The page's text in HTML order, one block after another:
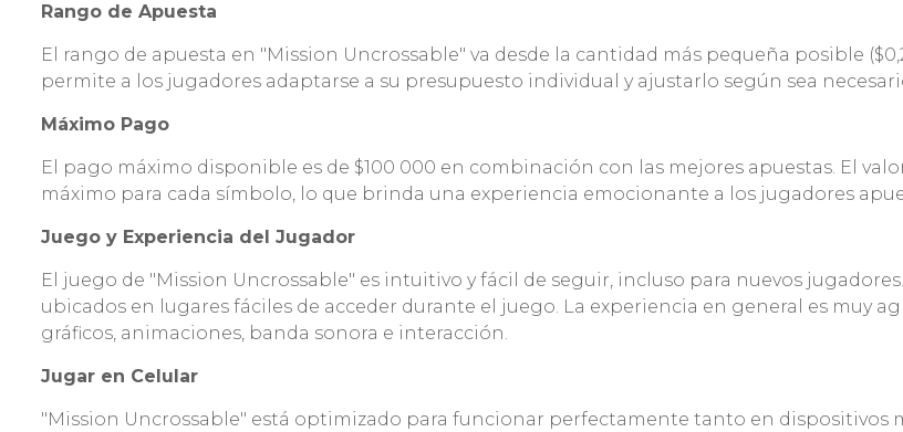
Rango de Apuesta
El rango de apuesta en "Mission Uncrossable" va desde la cantidad más pequeña posible
permite a los jugadores adaptarse a su presupuesto individual y ajustarlo según sea
Máximo Pago
El pago máximo disponible es de $100 000 en combinación con las mejores apuestas. El
máximo para cada símbolo, lo que brinda una experiencia emocionante a los jugadores
Juego y Experiencia del Jugador
El juego de "Mission Uncrossable" es intuitivo y fácil de seguir, incluso para nuevos
ubicados en lugares fáciles de acceder durante el juego. La experiencia en general es muy
gráficos, animaciones, banda sonora e interacción.
Jugar en Celular
"Mission Uncrossable" está optimizado para funcionar perfectamente tanto en dispositivos